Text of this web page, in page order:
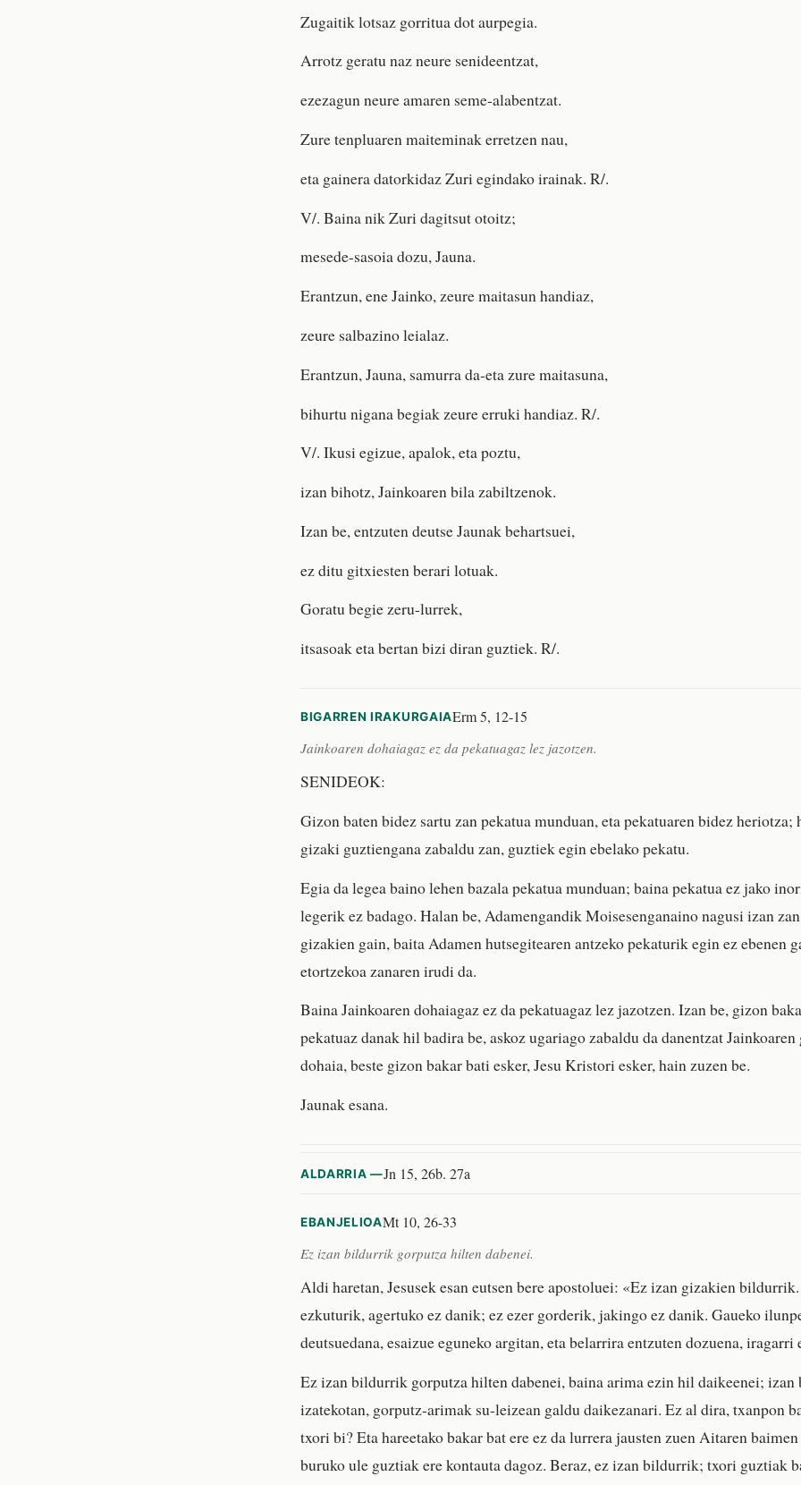
Zugaitik lotsaz gorritua dot aurpegia.
Arrotz geratu naz neure senideentzat,
ezezagun neure amaren seme-alabentzat.
Zure tenpluaren maiteminak erretzen nau,
eta gainera datorkidaz Zuri egindako irainak. R/.
V/. Baina nik Zuri dagitsut otoitz;
mesede-sasoia dozu, Jauna.
Erantzun, ene Jainko, zeure maitasun handiaz,
zeure salbazino leialaz.
Erantzun, Jauna, samurra da-eta zure maitasuna,
bihurtu nigana begiak zeure erruki handiaz. R/.
V/. Ikusi egizue, apalok, eta poztu,
izan bihotz, Jainkoaren bila zabiltzenok.
Izan be, entzuten deutse Jaunak behartsuei,
ez ditu gitxiesten berari lotuak.
Goratu begie zeru-lurrek,
itsasoak eta bertan bizi diran guztiek. R/.
BIGARREN IRAKURGAIAErm 5, 12-15
Jainkoaren dohaiagaz ez da pekatuagaz lez jazotzen.
SENIDEOK:
Gizon baten bidez sartu zan pekatua munduan, eta pekatuaren bidez heriotza;
gizaki guztiengana zabaldu zan, guztiek egin ebelako pekatu.
Egia da legea baino lehen bazala pekatua munduan; baina pekatua ez jako
legerik ez badago. Halan be, Adamengandik Moisesenganaino nagusi izan
gizakien gain, baita Adamen hutsegitearen antzeko pekaturik egin ez ebenen
etortzekoa zanaren irudi da.
Baina Jainkoaren dohaiagaz ez da pekatuagaz lez jazotzen. Izan be, gizon
pekatuaz danak hil badira be, askoz ugariago zabaldu da danentzat Jainkoaren
dohaia, beste gizon bakar bati esker, Jesu Kristori esker, hain zuzen be.
Jaunak esana.
ALDARRIA —Jn 15, 26b. 27a
EBANJELIOAMt 10, 26-33
Ez izan bildurrik gorputza hilten dabenei.
Aldi haretan, Jesusek esan eutsen bere apostoluei: «Ez izan gizakien
ezkuturik, agertuko ez danik; ez ezer gorderik, jakingo ez danik. Gaueko
deutsuedana, esaizue eguneko argitan, eta belarrira entzuten dozuena, iragarri
Ez izan bildurrik gorputza hilten dabenei, baina arima ezin hil daikeenei;
izatekotan, gorputz-arimak su-leizean galdu daikezanari. Ez al dira, txanpon
txori bi? Eta hareetako bakar bat ere ez da lurrera jausten zuen Aitaren
buruko ule guztiak ere kontauta dagoz. Beraz, ez izan bildurrik; txori guztiak